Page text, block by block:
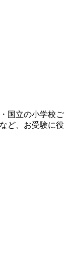
国立の小学校ご
ど、お受験に役